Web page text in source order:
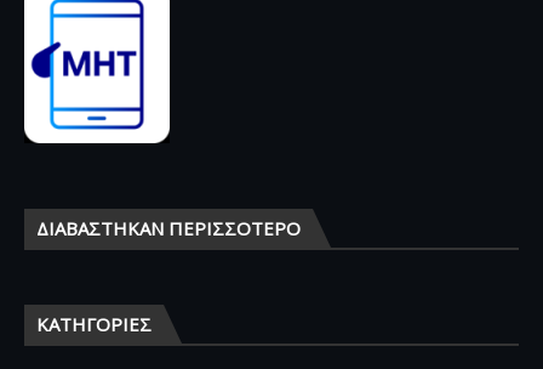
ΔΙΑΒΆΣΤΗΚΑΝ ΠΕΡΙΣΣΌΤΕΡΟ
ΚΑΤΗΓΟΡΊΕΣ